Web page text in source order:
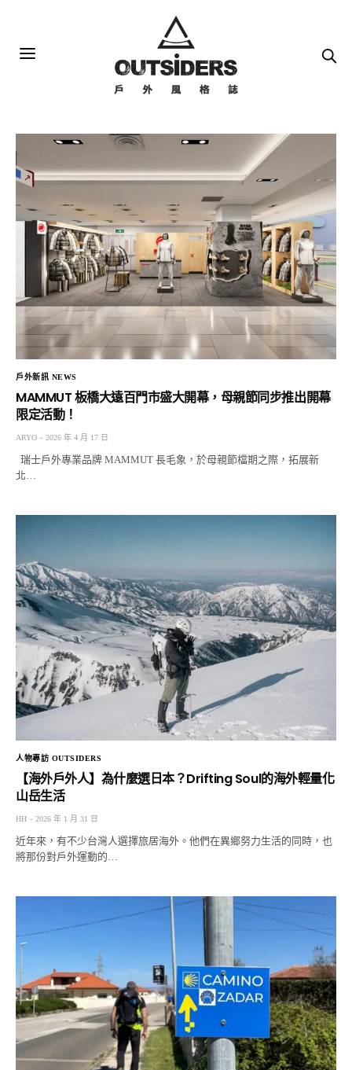
戶外新訊 NEWS
MAMMUT 板橋大遠百門市盛大開幕，母親節同步推出開幕
限定活動！
ARYO 2026 年 4 月 17 日
瑞士戶外專業品牌 MAMMUT 長毛象，於母親節檔期之際，拓展新
北…
人物專訪 OUTSIDERS
【海外戶外人】為什麼選日本？Drifting Soul的海外輕量化
山岳生活
HH 2026 年 1 月 31 日
近年來，有不少台灣人選擇旅居海外。他們在異鄉努力生活的同時，也
將那份對戶外運動的…